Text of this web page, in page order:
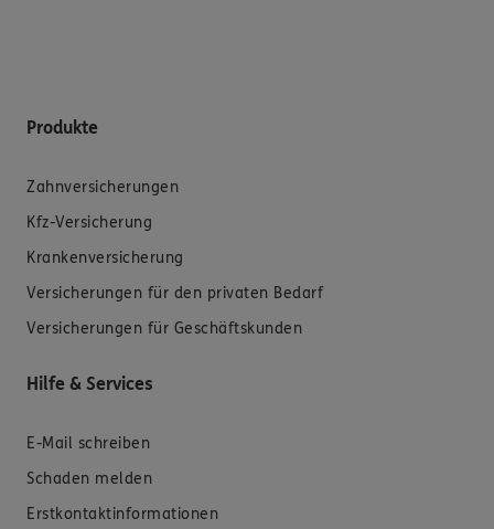
Produkte
Zahnversicherungen
Kfz-Versicherung
Krankenversicherung
Versicherungen für den privaten Bedarf
Versicherungen für Geschäftskunden
Hilfe & Services
E-Mail schreiben
Schaden melden
Erstkontaktinformationen